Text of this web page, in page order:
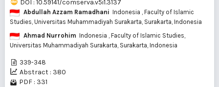
DOI : 10.59141/comserva.v5i1.3137
Abdullah Azzam Ramadhani Indonesia , Faculty of Islamic
Studies, Universitas Muhammadiyah Surakarta, Surakarta, Indonesia
Ahmad Nurrohim Indonesia , Faculty of Islamic Studies,
Universitas Muhammadiyah Surakarta, Surakarta, Indonesia
339-348
Abstract : 380
PDF : 331